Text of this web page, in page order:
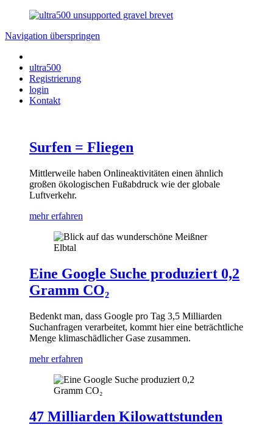
Navigation überspringen
ultra500
Registrierung
login
Kontakt
Surfen = Fliegen
Mittlerweile haben Onlineaktivitäten einen ähnlich
großen ökologischen Fuß­abdruck wie der globale
Luftverkehr.
mehr erfahren
Eine Google Suche produziert 0,2
Gramm CO₂
Bedenkt man, dass Google pro Tag 3,5 Milliarden
Suchanfragen verarbeitet, kommt hier eine beträchtliche
Menge klimaschädlicher Gase zusammen.
mehr erfahren
47 Milliarden Kilowattstunden